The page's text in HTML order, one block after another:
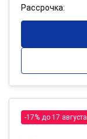
Рассрочка:
-17% до 17 августа